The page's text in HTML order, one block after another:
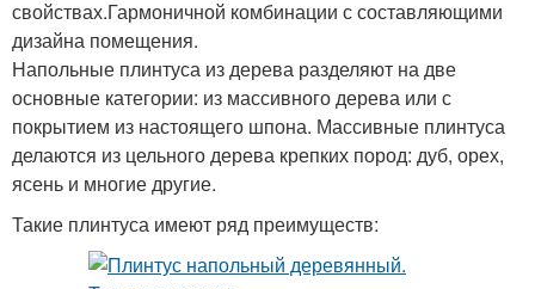
свойствах.Гармоничной комбинации с составляющими
дизайна помещения.
Напольные плинтуса из дерева разделяют на две
основные категории: из массивного дерева или с
покрытием из настоящего шпона. Массивные плинтуса
делаются из цельного дерева крепких пород: дуб, орех,
ясень и многие другие.
Такие плинтуса имеют ряд преимуществ: